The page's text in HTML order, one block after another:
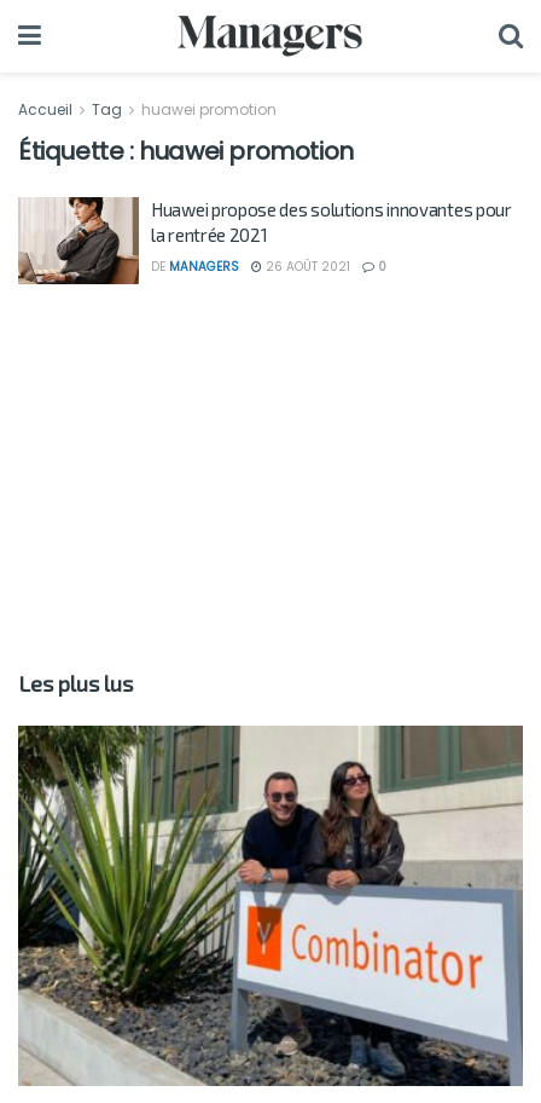
Accueil Tag huawei promotion
Étiquette : huawei promotion
Huawei propose des solutions innovantes pour
la rentrée 2021
DE MANAGERS 26 AOÛT 2021 0
Les plus lus